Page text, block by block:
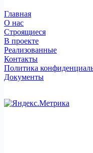
Главная
О нас
Строящиеся
В проекте
Реализованные
Контакты
Политика
Документы